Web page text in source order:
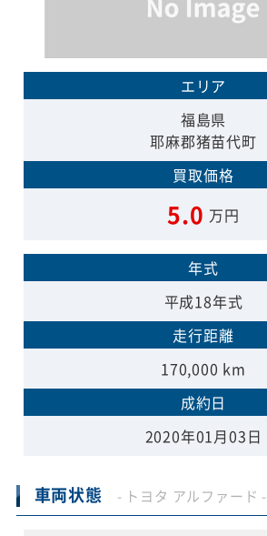
エリア
福島県
耶麻郡猪苗代町
買取価格
5.0 万円
年式
平成18年式
走行距離
170,000 km
成約日
2020年01月03日
車両状態 - トヨタ アルファード -